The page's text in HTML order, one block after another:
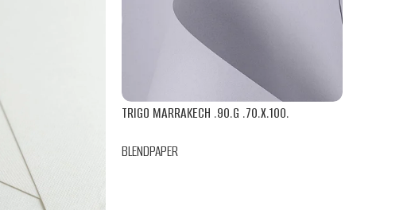
TRIGO MARRAKECH .90.G .70.X.100.
BLENDPAPER